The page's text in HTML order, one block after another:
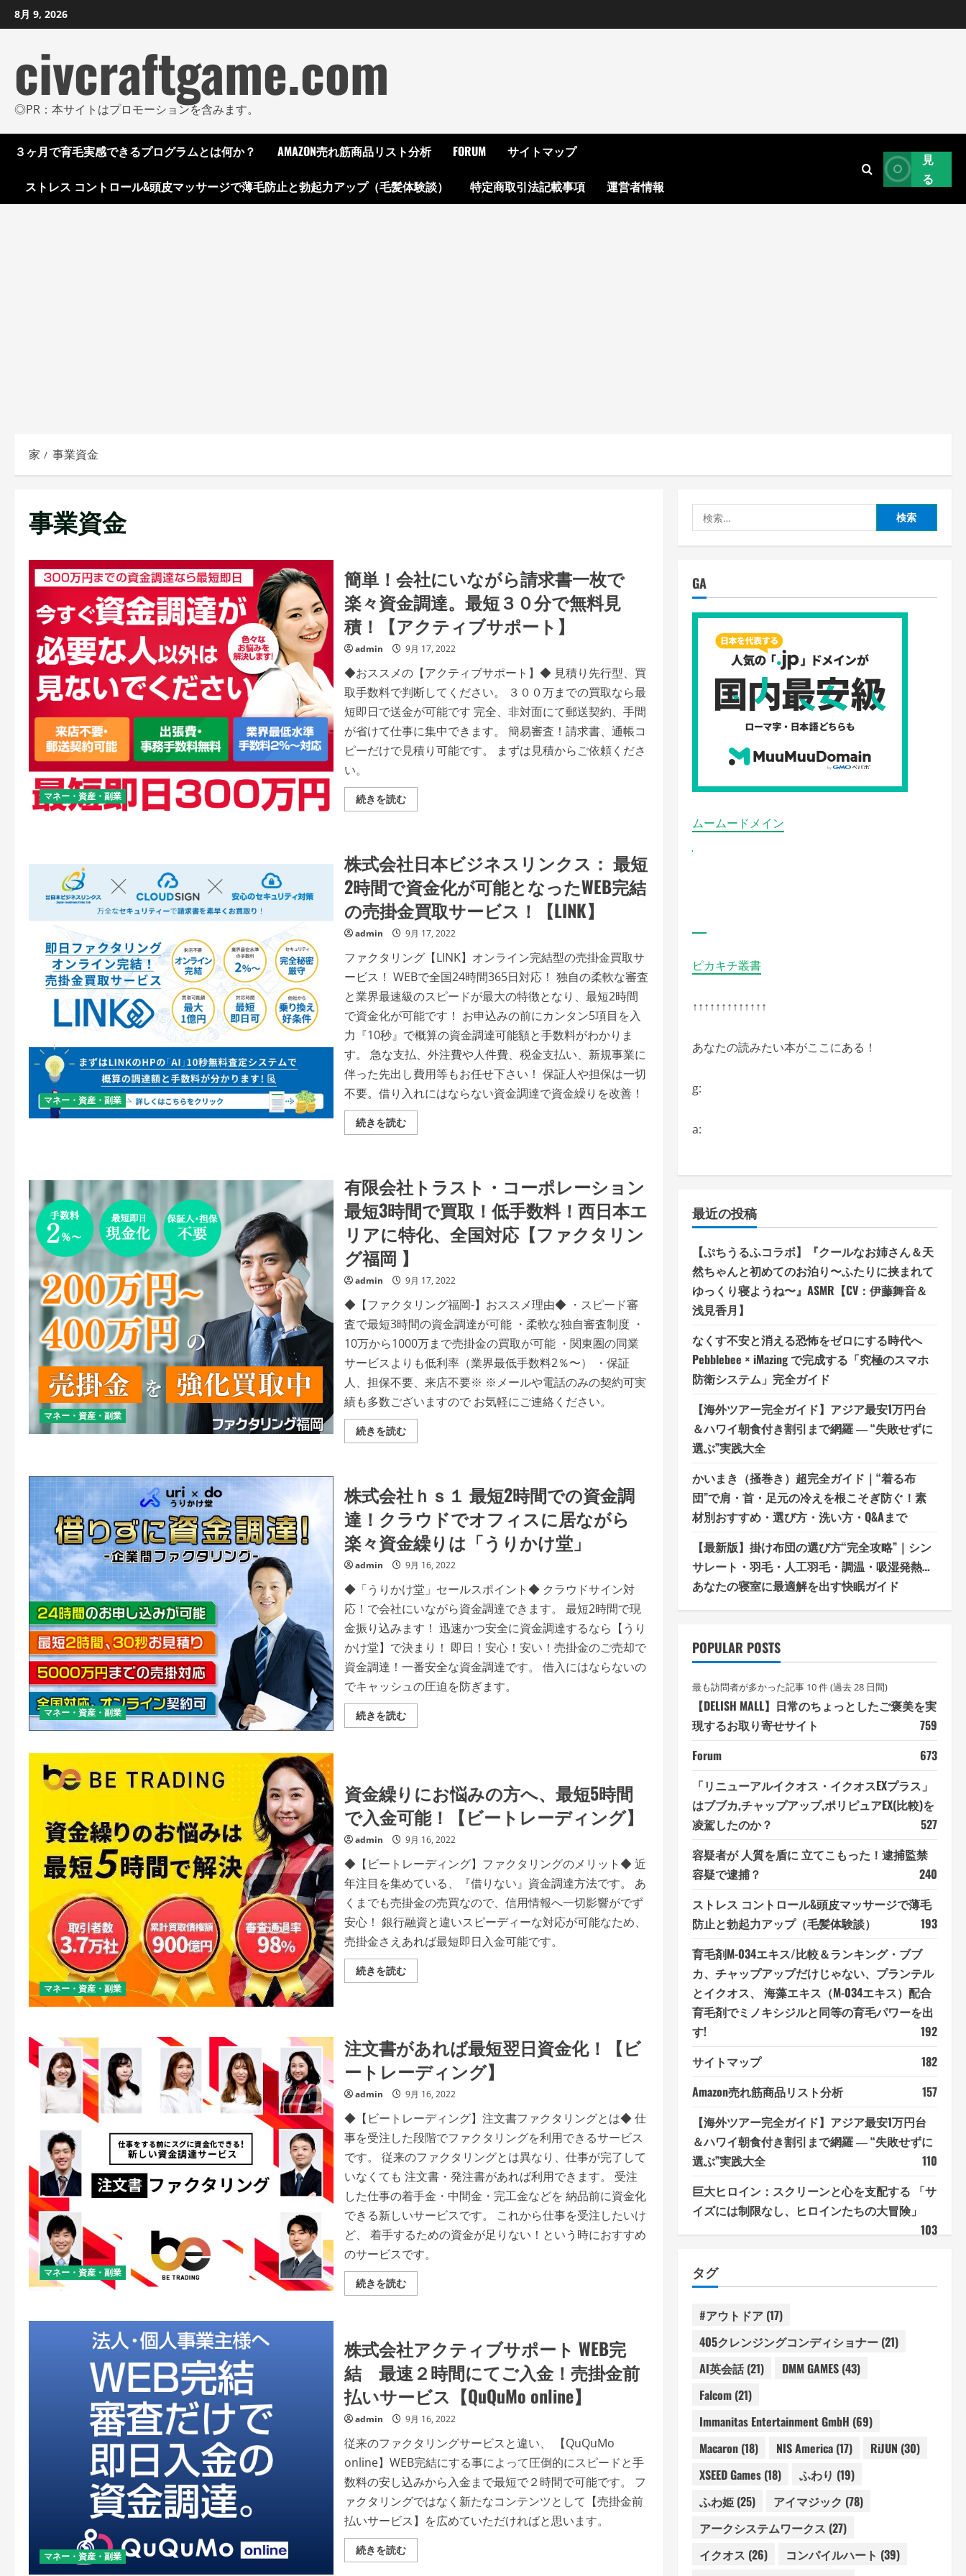
ン
し
8月 9, 2026
civcraftgame.com
◎PR：本サイトはプロモーションを含みます。
３ヶ月で育毛実感できるプログラムとは何か？ AMAZON売れ筋商品リスト分析 FORUM サイトマップ
ストレス コントロール&頭皮マッサージで薄毛防止と勃起力アップ（毛髪体験談） 特定商取引法記載事項 運営者情報
見
る
家 事業資金
事業資金
マネー・資産・副業
簡単！会社にいながら請求書一枚で
楽々資金調達。最短３０分で無料見
積！【アクティブサポート】
admin 9月 17, 2022
◆おススメの【アクティブサポート】◆ 見積り先行型、買
取手数料で判断してください。 ３００万までの買取なら最
短即日で送金が可能です 完全、非対面にて郵送契約、手間
が省けて仕事に集中できます。 簡易審査！請求書、通帳コ
ピーだけで見積り可能です。 まずは見積からご依頼くださ
い。
続きを読む簡
単！
な
が
ら
請
求
書
一
枚
で
楽々
資
金
調
達。
最
短
３
０
分
で
無
料
見
積！
【ア
ク
テ
ト】
の
詳
細
を
ご
覧
く
だ
さ
い
マネー・資産・副業
株式会社日本ビジネスリンクス： 最短
2時間で資金化が可能となったWEB完結
の売掛金買取サービス！【LINK】
admin 9月 17, 2022
ファクタリング【LINK】オンライン完結型の売掛金買取サ
ービス！ WEBで全国24時間365日対応！ 独自の柔軟な審査
と業界最速級のスピードが最大の特徴となり、最短2時間
で資金化が可能です！ お申込みの前にカンタン5項目を入
力『10秒』で概算の資金調達可能額と手数料がわかりま
す。 急な支払、外注費や人件費、税金支払い、新規事業に
伴った先出し費用等もお任せ下さい！ 保証人や担保は一切
不要。借り入れにはならない資金調達で資金繰りを改善！
続きを読む株
式
ビ
ジ
ネ
ス
リ
ン
ク
ス：
最
2
間
で
資
金
化
可
能
と
な
っ
WEB
完
結
金
買
取
サ
ー
ビ
ス！
【LINK】
の
詳
細
を
ご
覧
く
だ
さ
い
マネー・資産・副業
有限会社トラスト・コーポレーション
最短3時間で買取！低手数料！西日本エ
リアに特化、全国対応【ファクタリン
グ福岡 】
admin 9月 17, 2022
◆【ファクタリング福岡-】おススメ理由◆ ・スピード審
査で最短3時間の資金調達が可能 ・柔軟な独自審査制度 ・
10万から1000万まで売掛金の買取が可能 ・関東圏の同業
サービスよりも低利率（業界最低手数料2％〜） ・保証
人、担保不要、来店不要※ ※メールや電話のみの契約可実
績も多数ございますので お気軽にご連絡ください。
続きを読む有
限
ス
ト・
コ
ー
ポ
レ
ー
シ
ョ
最
3
時
間
で
買
取！
低
手
数
料！
西
本
化、
全
国
対
応
【フ
ク
タ
リ
ン
グ
福
岡
の
細
を
ご
マネー・資産・副業
株式会社ｈｓ１ 最短2時間での資金調
達！クラウドでオフィスに居ながら
楽々資金繰りは「うりかけ堂」
admin 9月 16, 2022
◆「うりかけ堂」セールスポイント◆ クラウドサイン対
応！で会社にいながら資金調達できます。 最短2時間で現
金振り込みます！ 迅速かつ安全に資金調達するなら【うり
かけ堂】で決まり！ 即日！安心！安い！売掛金のご売却で
資金調達！一番安全な資金調達です。 借入にはならないの
でキャッシュの圧迫を防ぎます。
続きを読む株
式
最
短
2
時
間
で
の
金
調
達！
ク
ラ
ウ
ド
で
オ
フ
ィ
に
資
金
繰
り
は
「う
か
け
堂」
の
詳
細
を
ご
覧
だ
さ
い
マネー・資産・副業
資金繰りにお悩みの方へ、最短5時間
で入金可能！【ビートレーディング】
admin 9月 16, 2022
◆【ビートレーディング】ファクタリングのメリット◆ 近
年注目を集めている、『借りない』資金調達方法です。 あ
くまでも売掛金の売買なので、信用情報へ一切影響がでず
安心！ 銀行融資と違いスピーディーな対応が可能なため、
売掛金さえあれば最短即日入金可能です。
続きを読む資
金
み
の
方
へ、
短
5
間
で
入
金
可
能！
【ビ
ー
ト
レ
ー
デ
ィ
ン
グ】
の
詳
だ
さ
い
マネー・資産・副業
注文書があれば最短翌日資金化！【ビ
ートレーディング】
admin 9月 16, 2022
◆【ビートレーディング】注文書ファクタリングとは◆ 仕
事を受注した段階でファクタリングを利用できるサービス
です。 従来のファクタリングとは異なり、仕事が完了して
いなくても 注文書・発注書があれば利用できます。 受注
した仕事の着手金・中間金・完工金などを 納品前に資金化
できる新しいサービスです。 これから仕事を受注したいけ
ど、 着手するための資金が足りない！という時におすすめ
のサービスです。
続きを読む注
文
ば
最
短
翌
日
資
化！
【ビ
ト
ー
デ
ィ
ン
グ】
の
詳
を
覧
マネー・資産・副業
株式会社アクティブサポート WEB完
結 最速２時間にてご入金！売掛金前
払いサービス【QuQuMo online】
admin 9月 16, 2022
従来のファクタリングサービスと違い、 【QuQuMo
online】WEB完結にする事によって圧倒的にスピードと手
数料の安し込みから入金まで最短で２時間で可能です。 フ
ァクタリングではなく新たなコンテンツとして【売掛金前
払いサービス】を広めていただければと思います。
続きを読む株
式
索:
GA
ムームードメイン
ピカキチ叢書
↑↑↑↑↑↑↑↑↑↑↑↑↑
あなたの読みたい本がここにある！
g:
a:
最近の投稿
【ぷちうるふコラボ】『クールなお姉さん＆天
然ちゃんと初めてのお泊り〜ふたりに挟まれて
ゆっくり寝ようね〜』ASMR【CV：伊藤舞音＆
浅見香月】
なくす不安と消える恐怖をゼロにする時代へ
Pebblebee × iMazing で完成する「究極のスマホ
防衛システム」完全ガイド
【海外ツアー完全ガイド】アジア最安1万円台
＆ハワイ朝食付き割引まで網羅 ― “失敗せずに
選ぶ”実践大全
かいまき（掻巻き）超完全ガイド｜“着る布
団”で肩・首・足元の冷えを根こそぎ防ぐ！素
材別おすすめ・選び方・洗い方・Q&Aまで
【最新版】掛け布団の選び方“完全攻略”｜シン
サレート・羽毛・人工羽毛・調温・吸湿発熱…
あなたの寝室に最適解を出す快眠ガイド
POPULAR POSTS
最も訪問者が多かった記事 10 件 (過去 28 日間)
【DELISH MALL】日常のちょっとしたご褒美を実
現するお取り寄せサイト
759
Forum
673
「リニューアルイクオス・イクオスEXプラス」
はブブカ,チャップアップ,ポリピュアEX(比較)を
凌駕したのか？
527
容疑者が 人質を盾に 立てこもった！逮捕監禁
容疑で逮捕？
240
ストレス コントロール&頭皮マッサージで薄毛
防止と勃起力アップ（毛髪体験談）
193
育毛剤M-034エキス/比較＆ランキング・ブブ
カ、チャップアップだけじゃない、プランテル
とイクオス、 海藻エキス（M-034エキス）配合
育毛剤でミノキシジルと同等の育毛パワーを出
す!
192
サイトマップ
182
Amazon売れ筋商品リスト分析
157
【海外ツアー完全ガイド】アジア最安1万円台
＆ハワイ朝食付き割引まで網羅 ― “失敗せずに
選ぶ”実践大全
110
巨大ヒロイン：スクリーンと心を支配する 「サ
イズには制限なし、ヒロインたちの大冒険」
103
タグ
#アウトドア(17)
405クレンジングコンディショナー(21)
AI英会話(21) DMM GAMES(43)
Falcom(21)
Immanitas Entertainment GmbH (69)
Macaron(18) NIS America(17) RiJUN (30)
XSEED Games(18) ふわり (19)
ふわ姫(25) アイマジック (78)
アークシステムワークス (27)
イクオス (26) コンパイルハート (39)